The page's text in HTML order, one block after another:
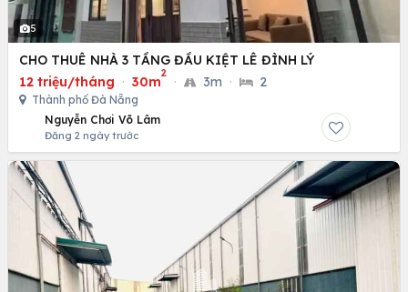
5
CHO THUÊ NHÀ 3 TẦNG ĐẦU KIỆT LÊ ĐÌNH LÝ
12 triệu/tháng · 30m
2
· 3m · 2
Thành phố Đà Nẵng
Nguyễn Chơi Võ Lâm
Đăng 2 ngày trước